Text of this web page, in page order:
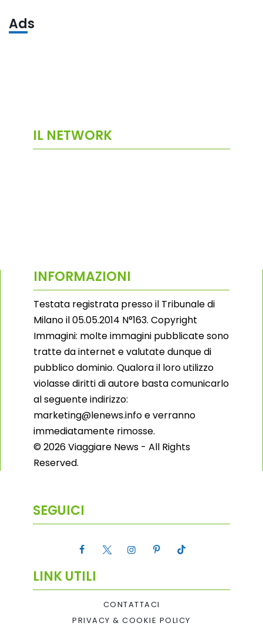
Ads
IL NETWORK
INFORMAZIONI
Testata registrata presso il Tribunale di
Milano il 05.05.2014 N°163. Copyright
Immagini: molte immagini pubblicate sono
tratte da internet e valutate dunque di
pubblico dominio. Qualora il loro utilizzo
violasse diritti di autore basta comunicarlo
al seguente indirizzo:
marketing@lenews.info e verranno
immediatamente rimosse.
© 2026 Viaggiare News - All Rights
Reserved.
SEGUICI
LINK UTILI
CONTATTACI
PRIVACY & COOKIE POLICY